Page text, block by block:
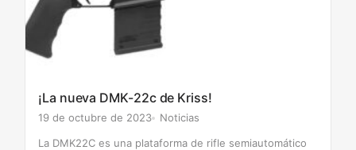
¡La nueva DMK-22c de Kriss!
19 de octubre de 2023 Noticias
La DMK22C es una plataforma de rifle semiautomático